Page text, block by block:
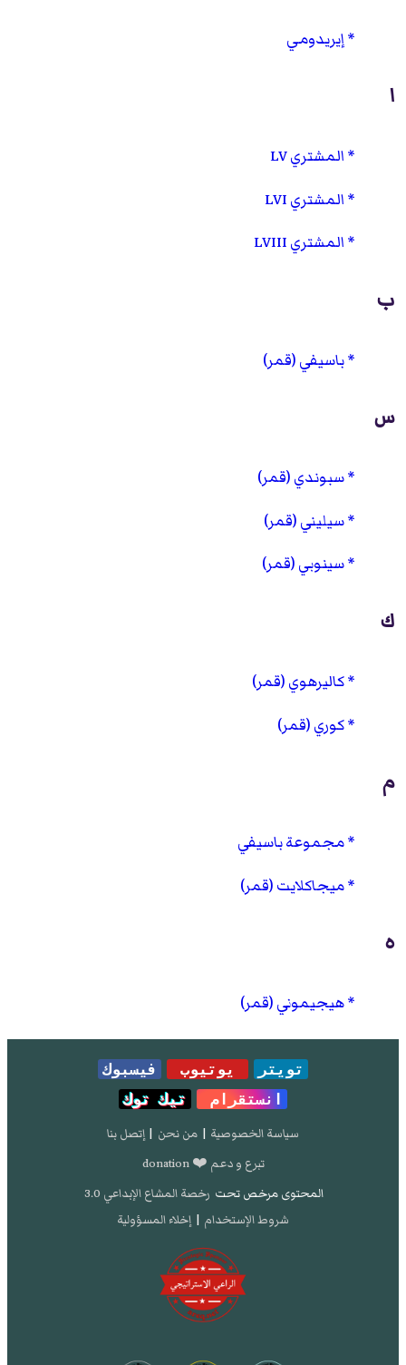
إيريدومي
ا
المشتري LV
المشتري LVI
المشتري LVIII
ب
باسيفي (قمر)
س
سبوندي (قمر)
سيليني (قمر)
سينوبي (قمر)
ك
كاليرهوي (قمر)
كوري (قمر)
م
مجموعة باسيفي
ميجاكلايت (قمر)
ه
هيجيموني (قمر)
تويتر يوتيوب
فيسبوك
انستقرام
تيك توك
سياسة الخصوصية | من نحن | إتصل بنا
تبرع و دعم ❤️ donation
المحتوى مرخص تحت رخصة المشاع الإبداعي 3.0
شروط الإستخدام | إخلاء المسؤولية